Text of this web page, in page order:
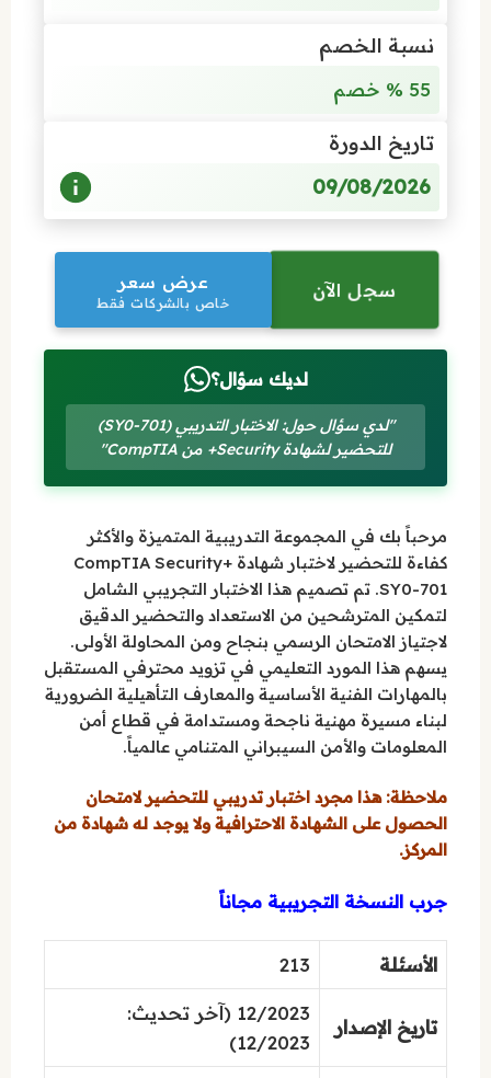
نسبة الخصم
55 % خصم
تاريخ الدورة
09/08/2026
سجل الآن عرض سعر
خاص بالشركات فقط
لديك سؤال؟
"لدي سؤال حول: الاختبار التدريبي (SY0-701)
للتحضير لشهادة Security+ من CompTIA"
مرحباً بك في المجموعة التدريبية المتميزة والأكثر
كفاءة للتحضير لاختبار شهادة CompTIA Security+
SY0-701. تم تصميم هذا الاختبار التجريبي الشامل
لتمكين المترشحين من الاستعداد والتحضير الدقيق
لاجتياز الامتحان الرسمي بنجاح ومن المحاولة الأولى.
يسهم هذا المورد التعليمي في تزويد محترفي المستقبل
بالمهارات الفنية الأساسية والمعارف التأهيلية الضرورية
لبناء مسيرة مهنية ناجحة ومستدامة في قطاع أمن
المعلومات والأمن السيبراني المتنامي عالمياً.
ملاحظة: هذا مجرد اختبار تدريبي للتحضير لامتحان
الحصول على الشهادة الاحترافية ولا يوجد له شهادة من
المركز.
جرب النسخة التجريبية مجاناً
الأسئلة 213
تاريخ الإصدار
12/2023 (آخر تحديث:
12/2023)